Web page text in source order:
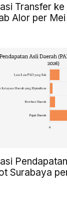
Transfer
Alor per
Surabaya